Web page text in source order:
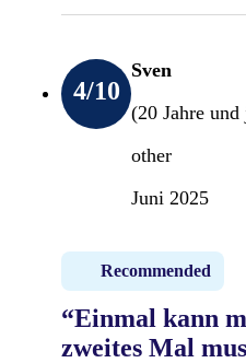
4/10
Sven
(20 Jahre
other
Juni 2025
Recommended
“Einmal kann
zweites Mal